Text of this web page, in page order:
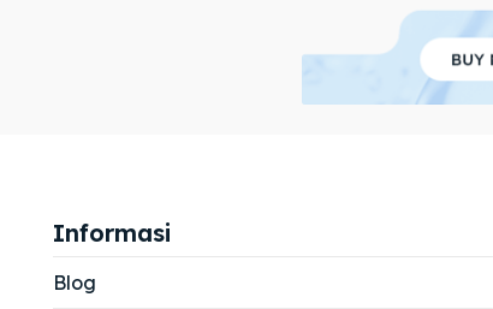
Informasi
Blog